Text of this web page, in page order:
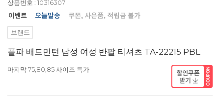
상품번호 : 10316307
브랜드
플파 배드민턴 남성 여성 반팔 티셔츠 TA-22215 PBL
마지막 75,80,85 사이즈 특가